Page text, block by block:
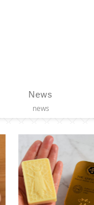
News
news